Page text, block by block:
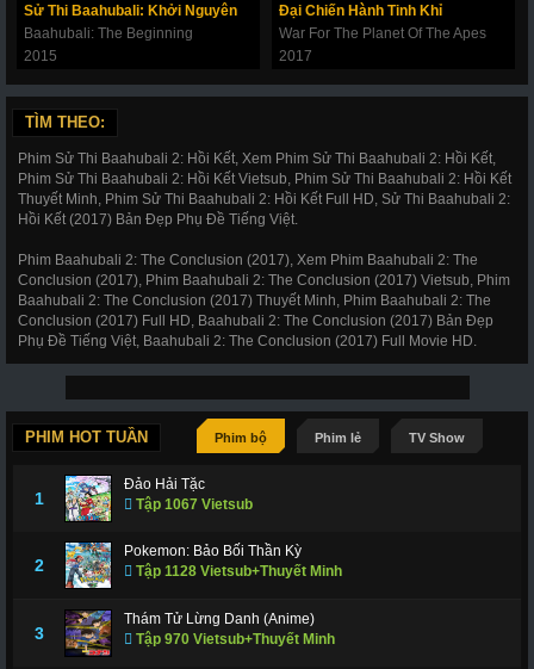
Sử Thi Baahubali: Khởi Nguyên
Baahubali: The Beginning
2015
Đại Chiến Hành Tinh Khỉ
War For The Planet Of The Apes
2017
TÌM THEO:
Phim Sử Thi Baahubali 2: Hồi Kết, Xem Phim Sử Thi Baahubali 2: Hồi Kết,
Phim Sử Thi Baahubali 2: Hồi Kết Vietsub, Phim Sử Thi Baahubali 2: Hồi Kết
Thuyết Minh, Phim Sử Thi Baahubali 2: Hồi Kết Full HD, Sử Thi Baahubali 2:
Hồi Kết (2017) Bản Đẹp Phụ Đề Tiếng Việt.
Phim Baahubali 2: The Conclusion (2017), Xem Phim Baahubali 2: The
Conclusion (2017), Phim Baahubali 2: The Conclusion (2017) Vietsub, Phim
Baahubali 2: The Conclusion (2017) Thuyết Minh, Phim Baahubali 2: The
Conclusion (2017) Full HD, Baahubali 2: The Conclusion (2017) Bản Đẹp
Phụ Đề Tiếng Việt, Baahubali 2: The Conclusion (2017) Full Movie HD.
PHIM HOT TUẦN Phim bộ Phim lẻ TV Show
1
Đảo Hải Tặc
Tập 1067 Vietsub
2
Pokemon: Bảo Bối Thần Kỳ
Tập 1128 Vietsub+Thuyết Minh
3
Thám Tử Lừng Danh (Anime)
Tập 970 Vietsub+Thuyết Minh